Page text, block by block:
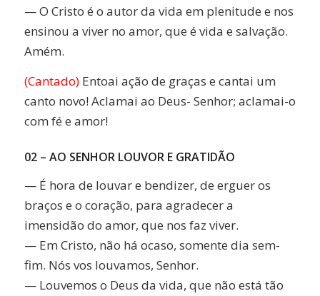
— O Cristo é o autor da vida em plenitude e nos
ensinou a viver no amor, que é vida e salvação.
Amém.
(Cantado)Entoai ação de graças e cantai um
canto novo! Aclamai ao Deus- Senhor; aclamai-o
com fé e amor!
02 – AO SENHOR LOUVOR E GRATIDÃO
— É hora de louvar e bendizer, de erguer os
braços e o coração, para agradecer a
imensidão do amor, que nos faz viver.
— Em Cristo, não há ocaso, somente dia sem-
fim. Nós vos louvamos, Senhor.
— Louvemos o Deus da vida, que não está tão